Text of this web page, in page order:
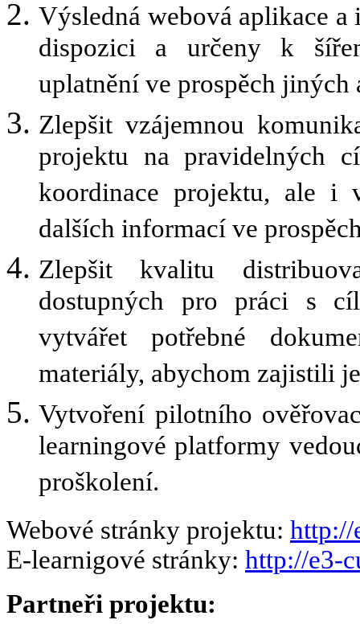
Výsledná webová aplikace
dispozici a určeny k
uplatnění ve prospěch jiných
Zlepšit vzájemnou
projektu na pravidelných
koordinace projektu, ale i
dalších informací ve
Zlepšit kvalitu
dostupných pro práci s
vytvářet potřebné
materiály, abychom zajistili
Vytvoření pilotního
learningové platformy
proškolení.
Webové stránky projektu: http://
E-learnigové stránky: http://e3-
Partneři projektu: